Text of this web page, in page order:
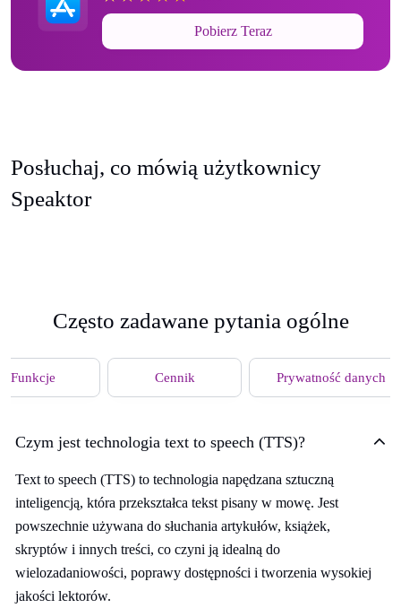
Pobierz Teraz
Posłuchaj, co mówią użytkownicy
Speaktor
Często zadawane pytania ogólne
Funkcje Cennik Prywatność danych
Czym jest technologia text to speech (TTS)?
Text to speech (TTS) to technologia napędzana sztuczną
inteligencją, która przekształca tekst pisany w mowę. Jest
powszechnie używana do słuchania artykułów, książek,
skryptów i innych treści, co czyni ją idealną do
wielozadaniowości, poprawy dostępności i tworzenia wysokiej
jakości lektorów.